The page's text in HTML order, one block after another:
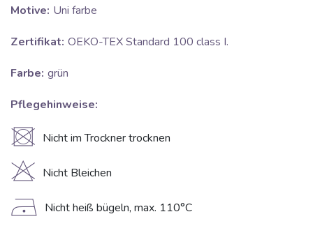
Motive: Uni farbe
Zertifikat: OEKO-TEX Standard 100 class I.
Farbe: grün
Pflegehinweise:
U Nicht im Trockner trocknen
H Nicht Bleichen
D Nicht heiß bügeln, max. 110°C